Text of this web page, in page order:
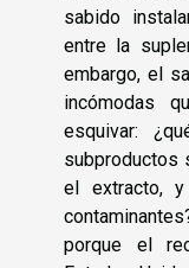
sabido
entre la
embargo, el
incómodas
esquivar:
subproductos
el extracto,
porque el